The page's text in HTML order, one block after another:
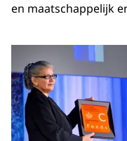
en maatschappelijk